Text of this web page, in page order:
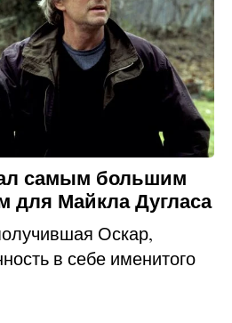
самым большим
для Майкла Дугласа
Оскар,
в себе именитого